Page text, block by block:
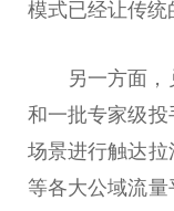
模式已经让传统
另一方面
和一批专家级
场景进行触达拉
等各大公域流量